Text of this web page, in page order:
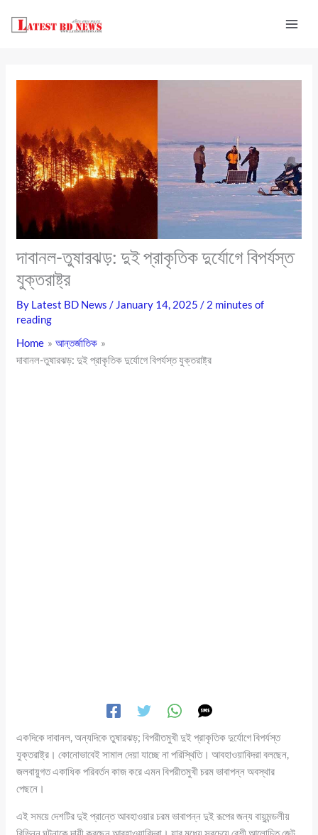
দাবানল-তুষারঝড়: দুই প্রাকৃতিক দুর্যোগে বিপর্যস্ত
যুক্তরাষ্ট্র
By Latest BD News/ January 14, 2025/ 2 minutes of
reading
Home
আন্তর্জাতিক
দাবানল-তুষারঝড়: দুই প্রাকৃতিক দুর্যোগে বিপর্যস্ত যুক্তরাষ্ট্র
একদিকে দাবানল, অন্যদিকে তুষারঝড়; বিপরীতমুখী দুই প্রাকৃতিক দুর্যোগে বিপর্যস্ত
যুক্তরাষ্ট্র। কোনোভাবেই সামাল দেয়া যাচ্ছে না পরিস্থিতি। আবহাওয়াবিদরা বলছেন,
জলবায়ুগত একাধিক পরিবর্তন কাজ করে এমন বিপরীতমুখী চরম ভাবাপন্ন অবস্থার
পেছনে।
এই সময়ে দেশটির দুই প্রান্তে আবহাওয়ার চরম ভাবাপন্ন দুই রূপের জন্য বায়ুমন্ডলীয়